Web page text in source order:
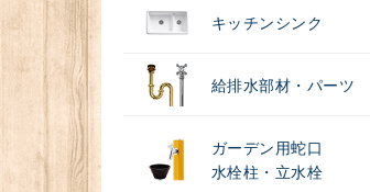
キッチンシンク
給排水部材・パーツ
ガーデン用蛇口
水栓柱・立水栓